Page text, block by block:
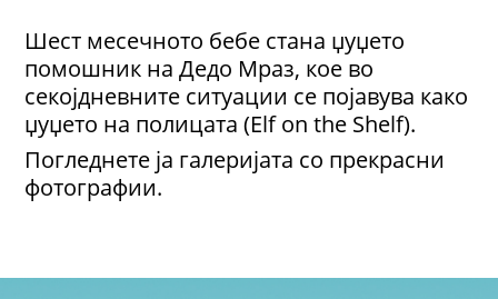
Шест месечното бебе стана џуџето
помошник на Дедо Мраз, кое во
секојдневните ситуации се појавува како
џуџето на полицата (Elf on the Shelf).
Погледнете ја галеријата со прекрасни
фотографии.